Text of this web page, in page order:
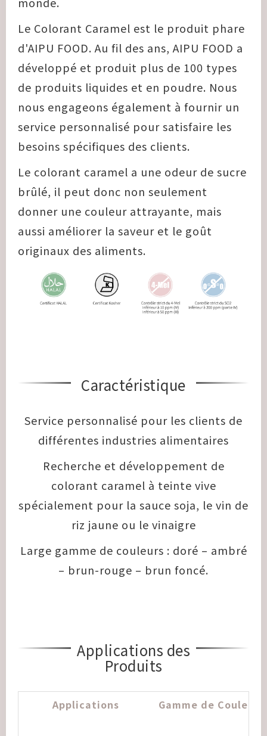
Le Colorant Caramel est le produit phare
d'AIPU FOOD. Au fil des ans, AIPU FOOD a
développé et produit plus de 100 types
de produits liquides et en poudre. Nous
nous engageons également à fournir un
service personnalisé pour satisfaire les
besoins spécifiques des clients.
Le colorant caramel a une odeur de sucre
brûlé, il peut donc non seulement
donner une couleur attrayante, mais
aussi améliorer la saveur et le goût
originaux des aliments.
Caractéristique
Service personnalisé pour les clients de
différentes industries alimentaires
Recherche et développement de
colorant caramel à teinte vive
spécialement pour la sauce soja, le vin de
riz jaune ou le vinaigre
Large gamme de couleurs : doré – ambré
– brun-rouge – brun foncé.
Applications des
Produits
Applications Gamme de Couleurs